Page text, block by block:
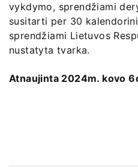
vykdymo, sprendžiami
susitarti per 30
sprendžiami Lietuvos
nustatyta tvarka.
Atnaujinta 2024m. kovo